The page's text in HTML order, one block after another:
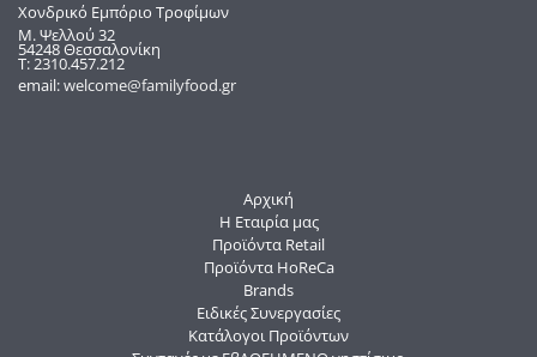
Χονδρικό Εμπόριο Τροφίμων
Μ. Ψελλού 32
54248 Θεσσαλονίκη
Τ: 2310.457.212
email:welcome@familyfood.gr
Αρχική
Η Εταιρία μας
Προϊόντα Retail
Προϊόντα HoReCa
Brands
Ειδικές Συνεργασίες
Κατάλογοι Προϊόντων